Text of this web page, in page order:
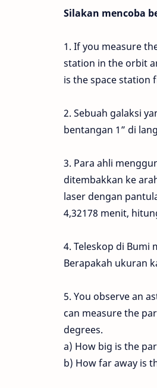
Silakan mencoba
1. If you measure
station in the orbit
is the space station
2. Sebuah galaksi
bentangan 1” di
3. Para ahli
ditembakkan ke
laser dengan
4,32178 menit,
4. Teleskop di Bumi
Berapakah ukuran
5. You observe an
can measure the
degrees.
a) How big is the
b) How far away is